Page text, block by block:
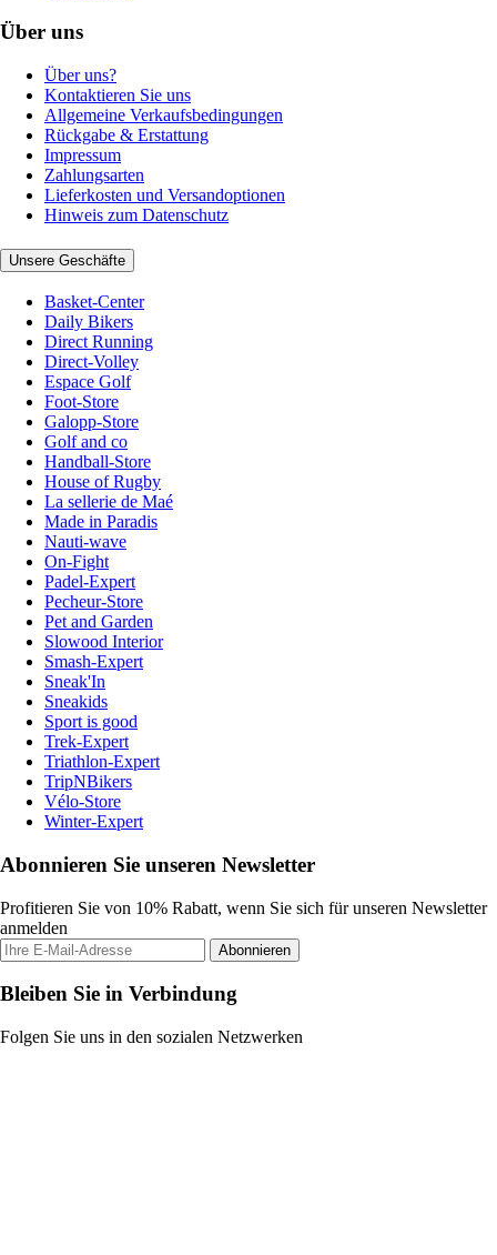
Über uns
Über uns?
Kontaktieren Sie uns
Allgemeine Verkaufsbedingungen
Rückgabe & Erstattung
Impressum
Zahlungsarten
Lieferkosten und Versandoptionen
Hinweis zum Datenschutz
Unsere Geschäfte
Basket-Center
Daily Bikers
Direct Running
Direct-Volley
Espace Golf
Foot-Store
Galopp-Store
Golf and co
Handball-Store
House of Rugby
La sellerie de Maé
Made in Paradis
Nauti-wave
On-Fight
Padel-Expert
Pecheur-Store
Pet and Garden
Slowood Interior
Smash-Expert
Sneak'In
Sneakids
Sport is good
Trek-Expert
Triathlon-Expert
TripNBikers
Vélo-Store
Winter-Expert
Abonnieren Sie unseren Newsletter
Profitieren Sie von 10% Rabatt, wenn Sie sich für unseren Newsletter
anmelden
Abonnieren
Bleiben Sie in Verbindung
Folgen Sie uns in den sozialen Netzwerken